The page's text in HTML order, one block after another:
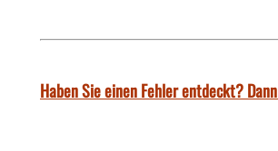
Haben Sie einen Fehler entdeckt?